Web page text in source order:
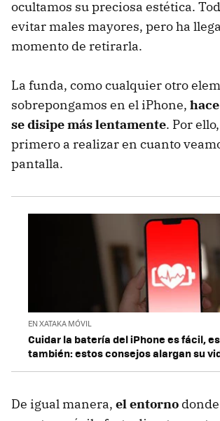
ocultamos su preciosa estética.
evitar males mayores, pero ha
momento de retirarla.
La funda, como cualquier otro
sobrepongamos en el iPhone,
se disipe más lentamente. Por
primero a realizar en cuanto
pantalla.
EN XATAKA MÓVIL
Cuidar la batería del iPhone es fácil,
también: estos consejos alargan su
De igual manera, el entorno